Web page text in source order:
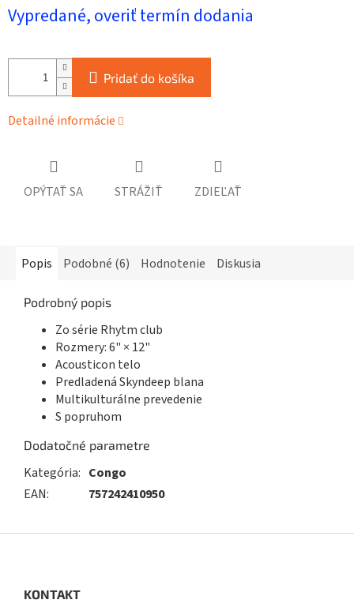
cena:
Vypredané, overiť termín dodania
Pridať do košíka
Detailné informácie
OPÝTAŤ SA STRÁŽIŤ ZDIEĽAŤ
Popis Podobné (6) Hodnotenie Diskusia
Podrobný popis
Zo série Rhytm club
Rozmery: 6" × 12"
Acousticon telo
Predladená Skyndeep blana
Multikulturálne prevedenie
S popruhom
Dodatočné parametre
Kategória: Congo
EAN: 757242410950
KONTAKT